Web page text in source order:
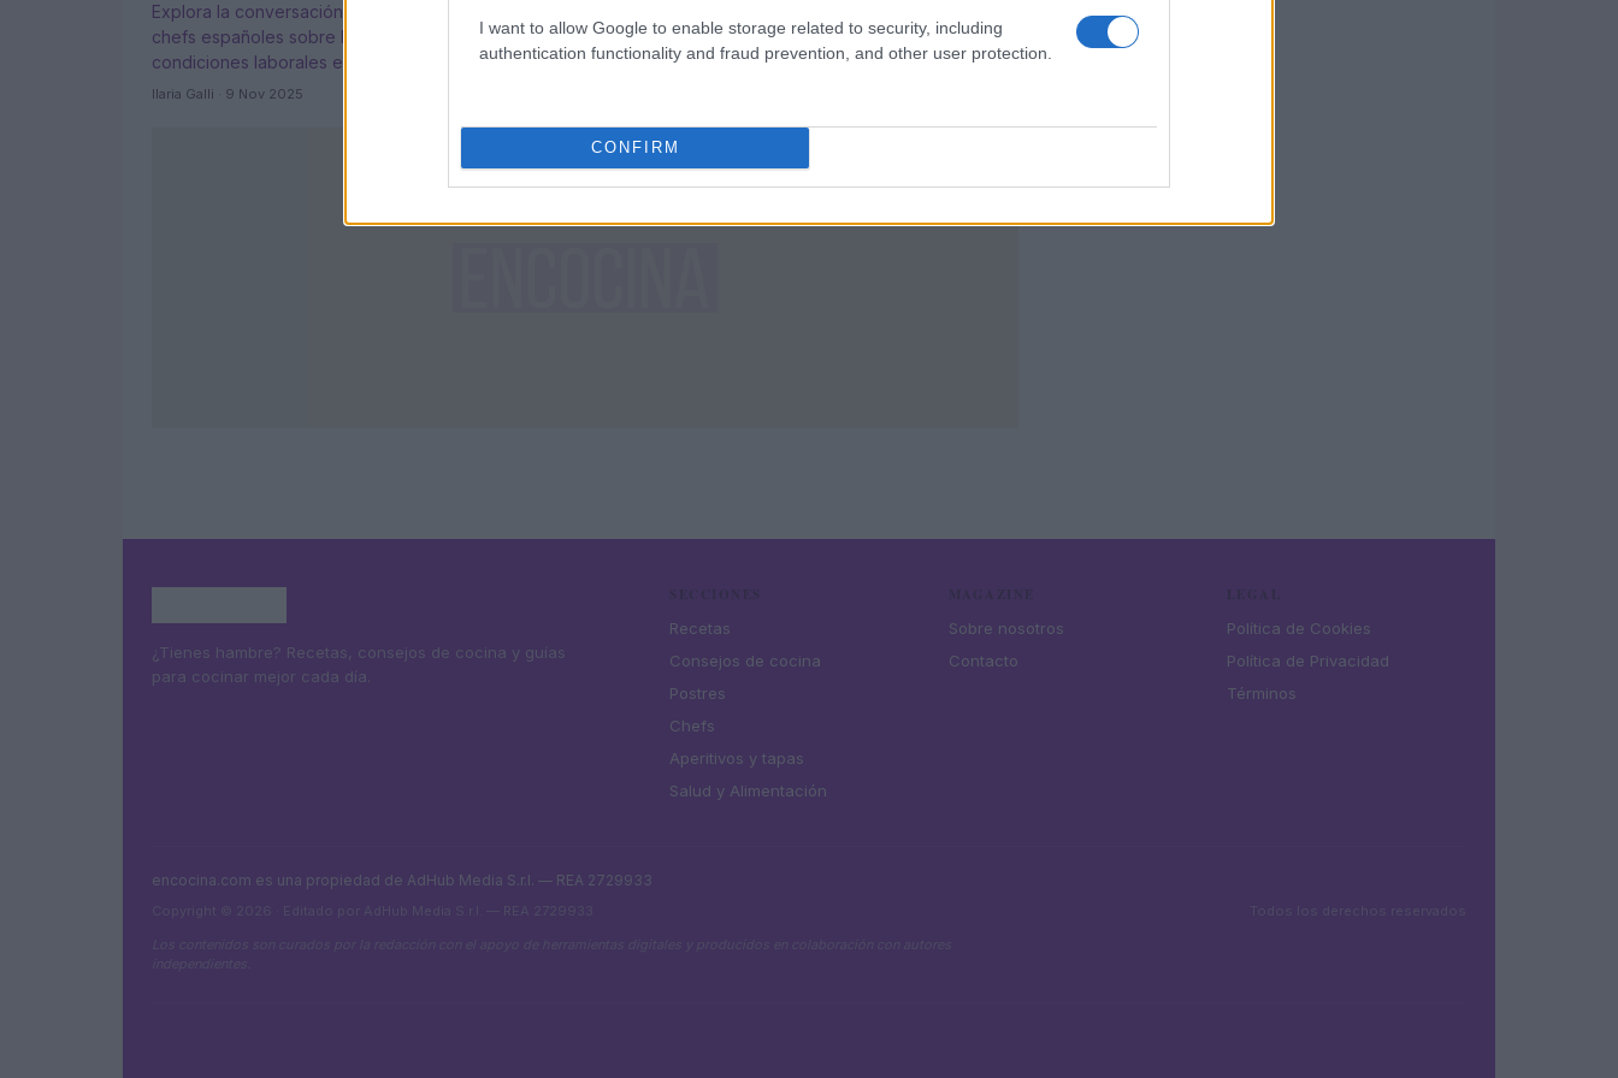
I want to allow Google to enable storage related to security, including
authentication functionality and fraud prevention, and other user protection.
CONFIRM
Explora la conversación entre dos destacados
chefs españoles sobre la transformación de las
condiciones laborales en el ámbito culinario.
Ilaria Galli · 9 Nov 2025
inclusión y la empatía en "Recetas con Esperanza",
un innovador proyecto de ACNUR Argentina.
¿Tienes hambre? Recetas, consejos de cocina y guías
para cocinar mejor cada día.
Recetas
Consejos de cocina
Postres
Chefs
Aperitivos y tapas
Salud y Alimentación
Sobre nosotros
Contacto
Política de Cookies
Política de Privacidad
Términos
encocina.com es una propiedad de AdHub Media S.r.l. — REA 2729933
Copyright © 2026 · Editado por AdHub Media S.r.l. — REA 2729933
Todos los derechos reservados
Los contenidos son curados por la redacción con el apoyo de herramientas digitales y producidos en colaboración con autores
independientes.